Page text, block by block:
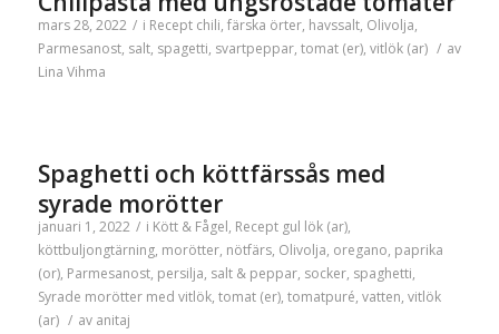
mars 28, 2022 / i Recept chili, färska örter, havssalt, Olivolja,
Parmesanost, salt, spagetti, svartpeppar, tomat (er), vitlök (ar) / av
Lina Vihma
Spaghetti och köttfärssås med
syrade morötter
januari 1, 2022 / i Kött & Fågel, Recept gul lök (ar),
köttbuljongtärning, morötter, nötfärs, Olivolja, oregano, paprika
(or), Parmesanost, persilja, salt & peppar, socker, spaghetti,
Syrade morötter med vitlök, tomat (er), tomatpuré, vatten, vitlök
(ar) / av anitaj